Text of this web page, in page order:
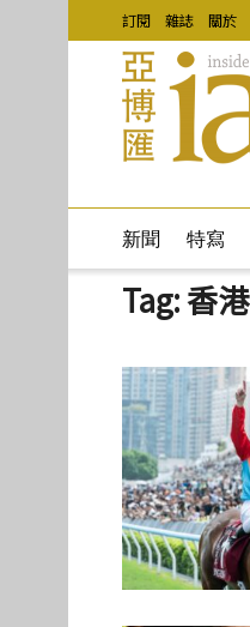
訂閱 雜誌 關於
新聞 特寫
Tag:香港